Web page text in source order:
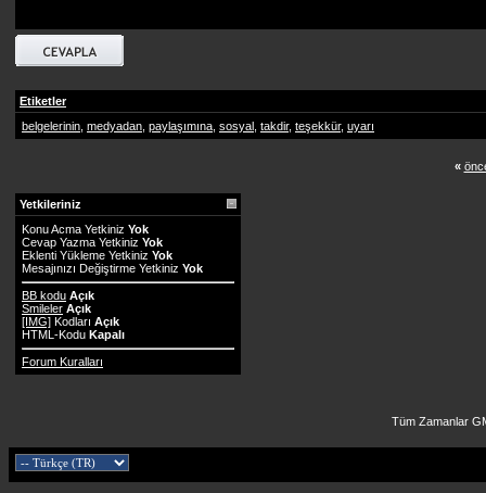
Etiketler
belgelerinin medyadan paylaşımına sosyal takdir, teşekkür, uyarı
«
Yetkileriniz
Konu Acma Yetkiniz Yok
Cevap Yazma Yetkiniz Yok
Eklenti Yükleme Yetkiniz Yok
Mesajınızı Değiştirme Yetkiniz Yok
BB kodu Açık
Smileler Açık
[IMG] Kodları Açık
HTML-Kodu Kapalı
Forum Kuralları
Tüm Zamanlar